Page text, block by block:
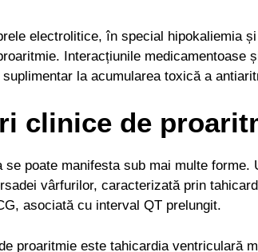
electrolitice, în special hipokaliemia
Interacțiunile medicamentoase
la acumularea toxică a
clinice de
se poate manifesta sub mai multe
vârfurilor, caracterizată prin
asociată cu interval QT prelungit.
proaritmie este tahicardia ventriculară